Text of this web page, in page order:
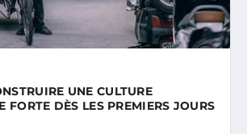
UNE CULTURE
FORTE DÈS LES PREMIERS JOURS